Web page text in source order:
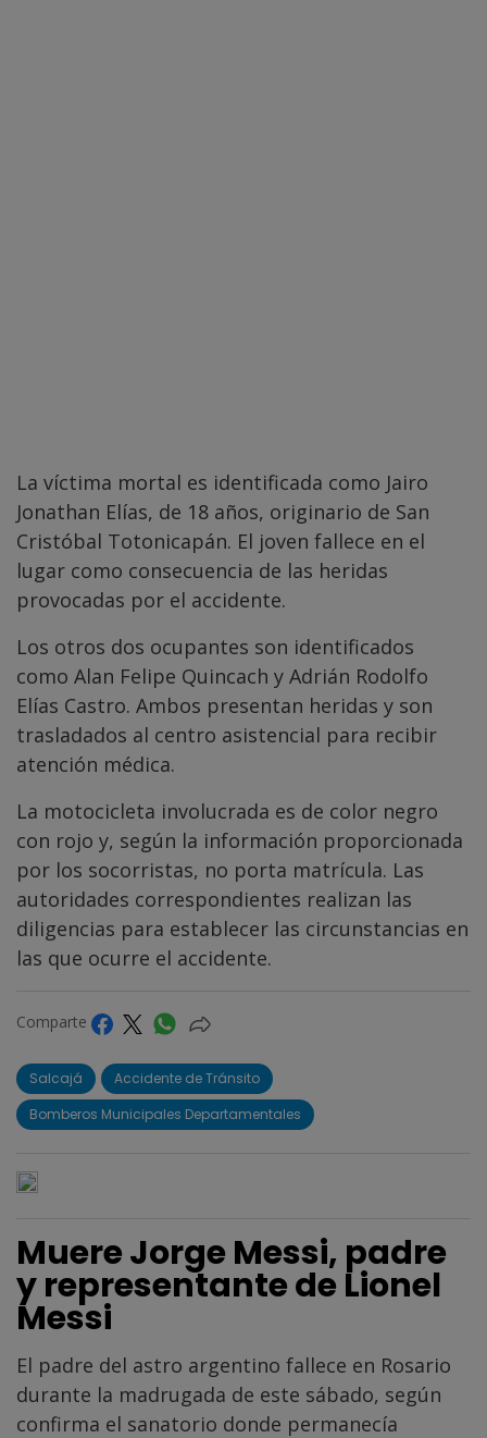
La víctima mortal es identificada como Jairo
Jonathan Elías, de 18 años, originario de San
Cristóbal Totonicapán. El joven fallece en el
lugar como consecuencia de las heridas
provocadas por el accidente.
Los otros dos ocupantes son identificados
como Alan Felipe Quincach y Adrián Rodolfo
Elías Castro. Ambos presentan heridas y son
trasladados al centro asistencial para recibir
atención médica.
La motocicleta involucrada es de color negro
con rojo y, según la información proporcionada
por los socorristas, no porta matrícula. Las
autoridades correspondientes realizan las
diligencias para establecer las circunstancias en
las que ocurre el accidente.
Comparte
Salcajá
Accidente de Tránsito
Bomberos Municipales Departamentales
Muere Jorge Messi, padre
y representante de Lionel
Messi
El padre del astro argentino fallece en Rosario
durante la madrugada de este sábado, según
confirma el sanatorio donde permanecía